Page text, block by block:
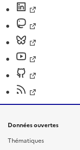
Données ouvertes
Thématiques